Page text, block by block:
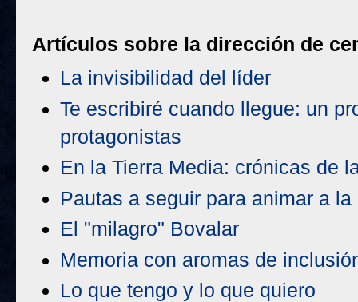
Artículos sobre la dirección de
La invisibilidad del líder
Te escribiré cuando llegue: un
protagonistas
En la Tierra Media: crónicas de
Pautas a seguir para animar a
El "milagro" Bovalar
Memoria con aromas de
Lo que tengo y lo que quiero